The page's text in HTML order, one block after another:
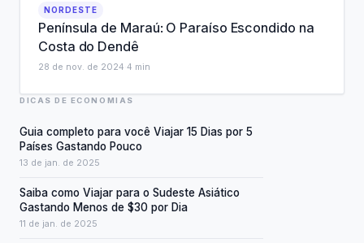
NORDESTE
Península de Maraú: O Paraíso Escondido na
Costa do Dendê
28 de nov. de 2024 4 min
DICAS DE ECONOMIAS
Guia completo para você Viajar 15 Dias por 5
Países Gastando Pouco
13 de jan. de 2025
Saiba como Viajar para o Sudeste Asiático
Gastando Menos de $30 por Dia
11 de jan. de 2025